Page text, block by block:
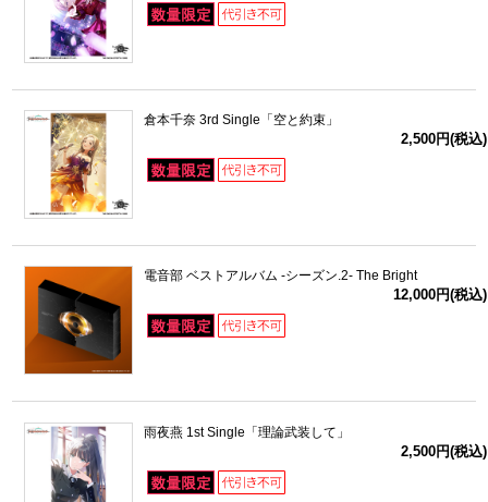
倉本千奈 3rd Single「空と約束」
2,500円(税込)
電音部 ベストアルバム -シーズン.2- The Bright
12,000円(税込)
雨夜燕 1st Single「理論武装して」
2,500円(税込)